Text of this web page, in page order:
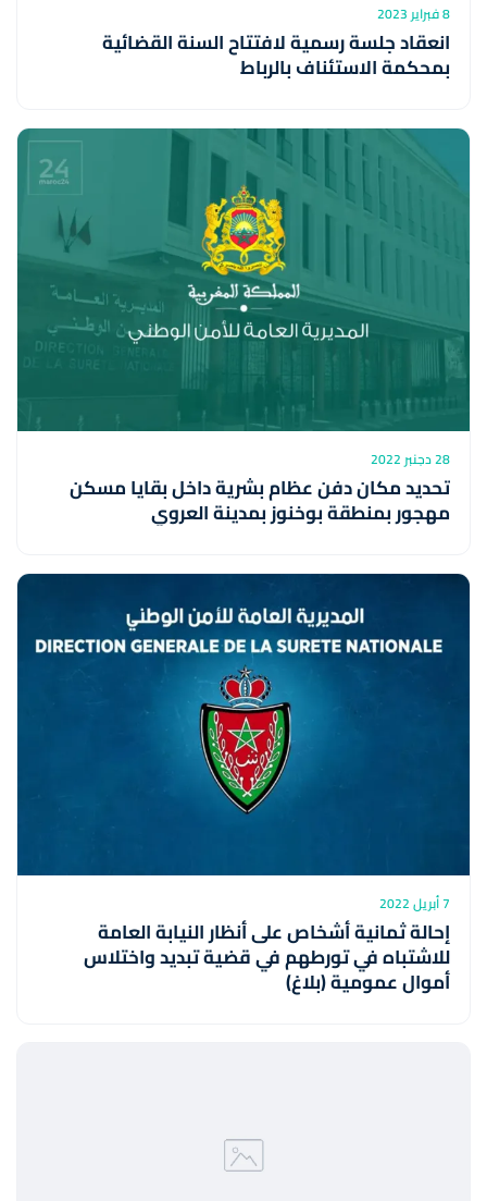
8 فبراير 2023
انعقاد جلسة رسمية لافتتاح السنة القضائية
بمحكمة الاستئناف بالرباط
28 دجنبر 2022
تحديد مكان دفن عظام بشرية داخل بقايا مسكن
مهجور بمنطقة بوخنوز بمدينة العروي
7 أبريل 2022
إحالة ثمانية أشخاص على أنظار النيابة العامة
للاشتباه في تورطهم في قضية تبديد واختلاس
أموال عمومية (بلاغ)